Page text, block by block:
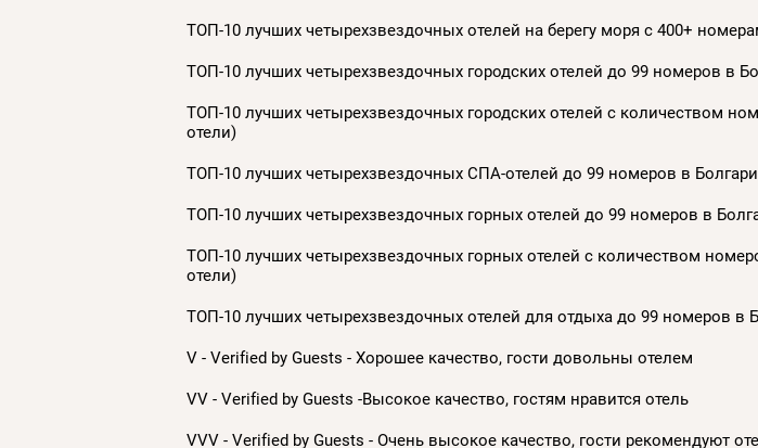
ТОП-10 лучших четырехзвездочных отелей на берегу моря с 400+
ТОП-10 лучших четырехзвездочных городских отелей до 99 номеров в
ТОП-10 лучших четырехзвездочных городских отелей с количеством
отели)
ТОП-10 лучших четырехзвездочных СПА-отелей до 99 номеров в
ТОП-10 лучших четырехзвездочных горных отелей до 99 номеров в
ТОП-10 лучших четырехзвездочных горных отелей с количеством
отели)
ТОП-10 лучших четырехзвездочных отелей для отдыха до 99 номеров в
V - Verified by Guests - Хорошее качество, гости довольны отелем
VV - Verified by Guests -Высокое качество, гостям нравится отель
VVV - Verified by Guests - Очень высокое качество, гости рекомендуют